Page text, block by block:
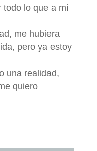
todo lo que a mí
me hubiera
pero ya estoy
una realidad,
quiero